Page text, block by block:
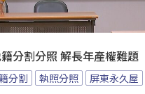
分割分照 解長年產權難題
分割 執照分照 屏東永久屋